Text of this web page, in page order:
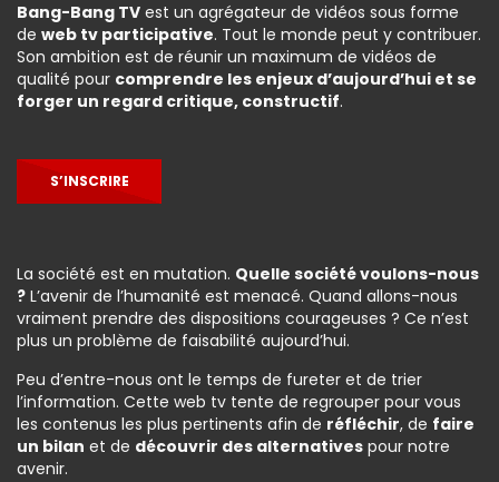
Bang-Bang TV est un agrégateur de vidéos sous forme
de web tv participative. Tout le monde peut y contribuer.
Son ambition est de réunir un maximum de vidéos de
qualité pour comprendre les enjeux d’aujourd’hui et se
forger un regard critique, constructif.
S’INSCRIRE
La société est en mutation. Quelle société voulons-nous
? L’avenir de l’humanité est menacé. Quand allons-nous
vraiment prendre des dispositions courageuses ? Ce n’est
plus un problème de faisabilité aujourd’hui.
Peu d’entre-nous ont le temps de fureter et de trier
l’information. Cette web tv tente de regrouper pour vous
les contenus les plus pertinents afin de réfléchir, de faire
un bilan et de découvrir des alternatives pour notre
avenir.